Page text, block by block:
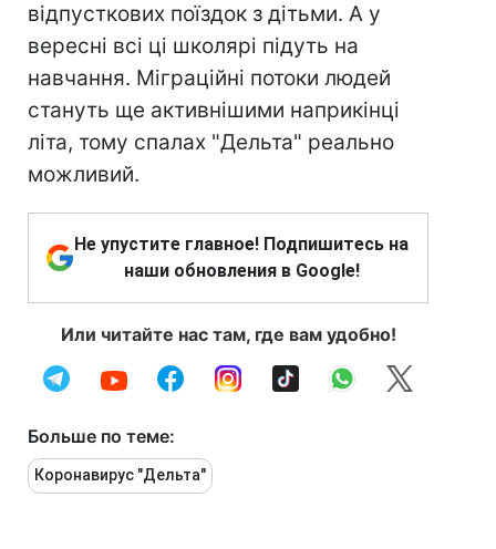
відпусткових поїздок з дітьми. А у
вересні всі ці школярі підуть на
навчання. Міграційні потоки людей
стануть ще активнішими наприкінці
літа, тому спалах "Дельта" реально
можливий.
Не упустите главное! Подпишитесь на
наши обновления в Google!
Или читайте нас там, где вам удобно!
Больше по теме:
Коронавирус "Дельта"